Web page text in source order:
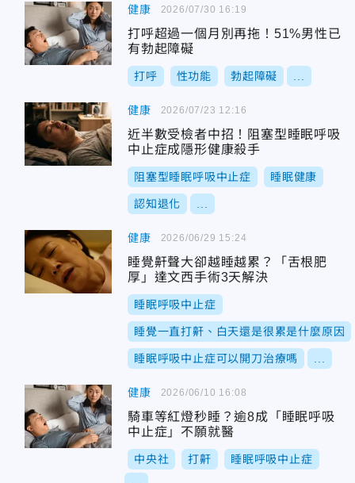
健康
打呼超過一個月別再拖！51%男性已
有勃起障礙
打呼 性功能 勃起障礙
2026/07/30 16:19
健康
近半數受檢者中招！阻塞型睡眠呼吸
中止症成隱形健康殺手
阻塞型睡眠呼吸中止症 睡眠健康
認知退化
2026/07/23 12:16
健康
睡覺鼾聲大卻越睡越累？「舌根肥
厚」達文西手術3天解決
睡眠呼吸中止症
睡覺一直打鼾、白天還是很累是什麼原因
睡眠呼吸中止症可以開刀治療嗎
2026/06/29 15:24
健康
騎車等紅燈秒睡？逾8成「睡眠呼吸
中止症」不願就醫
中央社 打鼾 睡眠呼吸中止症
2026/06/10 16:08